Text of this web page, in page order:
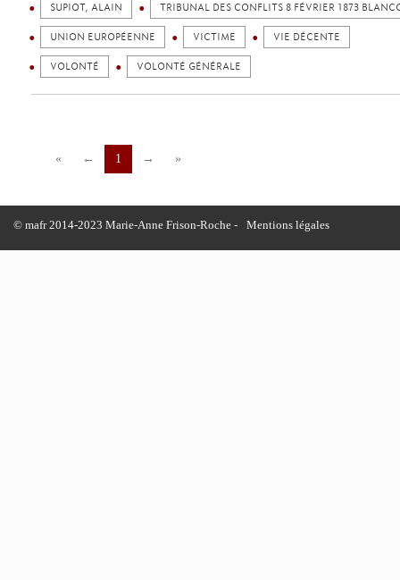
SUPIOT, ALAIN TRIBUNAL DES CONFLITS 8 FÉVRIER 1873
UNION EUROPÉENNE VICTIME VIE DÉCENTE
VOLONTÉ VOLONTÉ GÉNÉRALE
« ← 1 → »
© mafr 2014-2023 Marie-Anne Frison-Roche - Mentions légales